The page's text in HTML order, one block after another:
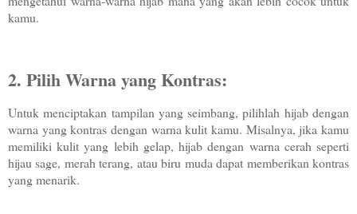
kamu.
2. Pilih Warna yang Kontras:
Untuk menciptakan tampilan yang seimbang, pilihlah hijab dengan
warna yang kontras dengan warna kulit kamu. Misalnya, jika kamu
memiliki kulit yang lebih gelap, hijab dengan warna cerah seperti
hijau sage, merah terang, atau biru muda dapat memberikan kontras
yang menarik.